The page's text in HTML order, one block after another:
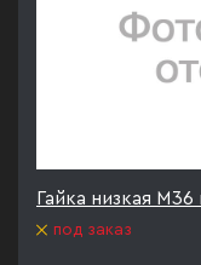
Гайка низкая
под заказ